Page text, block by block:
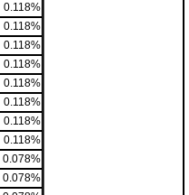
0.118%
0.118%
0.118%
0.118%
0.118%
0.118%
0.118%
0.118%
0.078%
0.078%